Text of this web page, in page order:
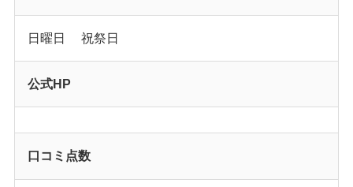
日曜日 祝祭日
公式HP
口コミ点数